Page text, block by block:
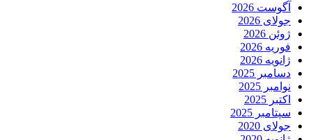
آگوست 2026
جولای 2026
ژوئن 2026
فوریه 2026
ژانویه 2026
دسامبر 2025
نوامبر 2025
اکتبر 2025
سپتامبر 2025
جولای 2020